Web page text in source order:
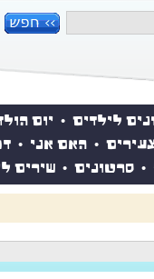
לילדים • יום
• האם אני •
• סרטונים • שירים